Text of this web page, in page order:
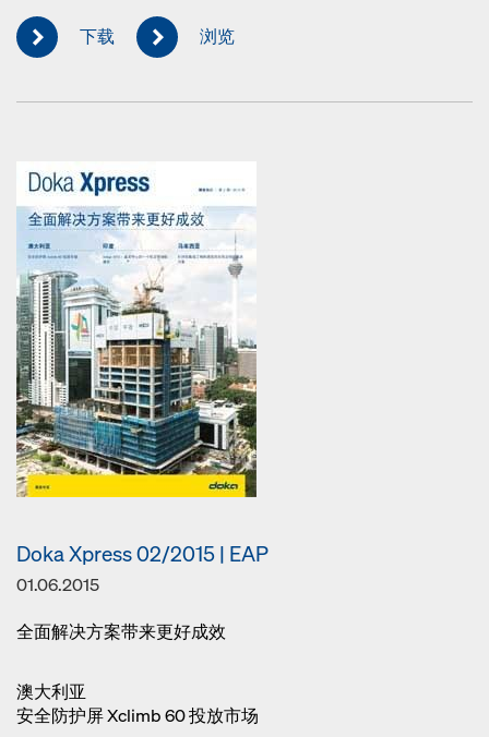
下载 浏览
Doka Xpress 02/2015 | EAP
01.06.2015
全面解决方案带来更好成效
澳大利亚
安全防护屏 Xclimb 60 投放市场